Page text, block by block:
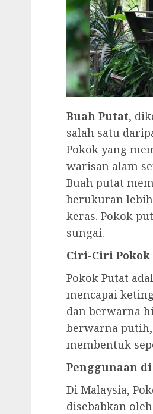
Buah Putat,
salah satu
Pokok yang
warisan alam
Buah putat
berukuran
keras. Pokok
sungai.
Ciri-Ciri Pokok
Pokok Putat
mencapai
dan berwarna
berwarna
membentuk
Penggunaan
Di Malaysia,
disebabkan